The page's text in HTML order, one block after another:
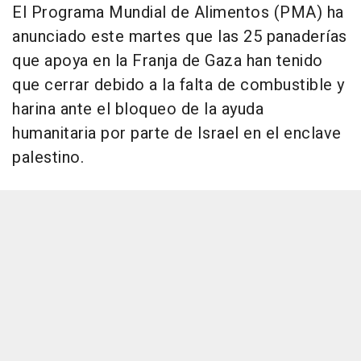
El Programa Mundial de Alimentos (PMA) ha
anunciado este martes que las 25 panaderías
que apoya en la Franja de Gaza han tenido
que cerrar debido a la falta de combustible y
harina ante el bloqueo de la ayuda
humanitaria por parte de Israel en el enclave
palestino.